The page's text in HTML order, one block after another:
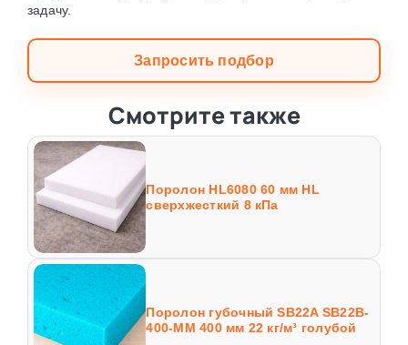
задачу.
Запросить подбор
Смотрите также
Поролон HL6080 60 мм HL
сверхжесткий 8 кПа
Поролон губочный SB22A SB22B-
400-MM 400 мм 22 кг/м³ голубой